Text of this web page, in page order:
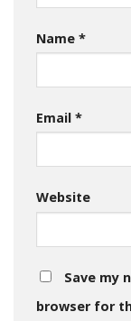
Name *
Email *
Website
Save my
browser for